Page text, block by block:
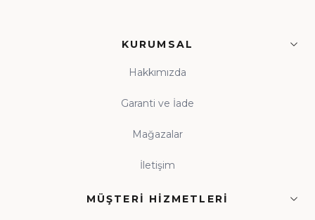
KURUMSAL
Hakkımızda
Garanti ve İade
Mağazalar
İletişim
MÜŞTERI HIZMETLERI